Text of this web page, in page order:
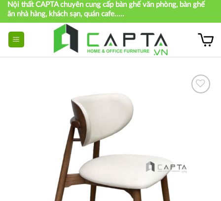
Skip
content
Nội thất CAPTA chuyên cung cấp bàn ghế văn phòng, bàn ghế
ăn nhà hàng, khách sạn, quán cafe.....